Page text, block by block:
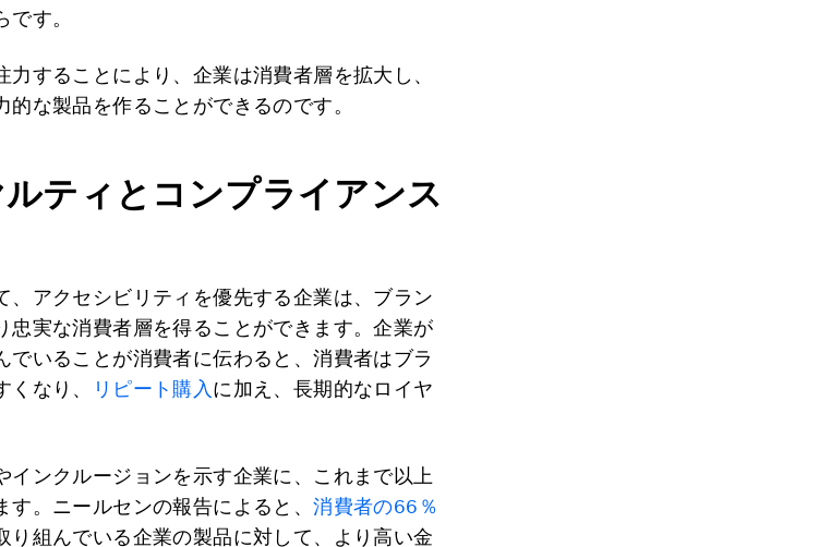
す。
することにより、企業は消費者層を拡大し、
な製品を作ることができるのです。
ティとコンプライアンス
、アクセシビリティを優先する企業は、ブラン
忠実な消費者層を得ることができます。企業が
でいることが消費者に伝わると、消費者はブラ
なり、
リピート購入 に加え、長期的なロイヤ
インクルージョンを示す企業に、これまで以上
す。ニールセンの報告によると、消費者の66％
り組んでいる企業の製品に対して、より高い金